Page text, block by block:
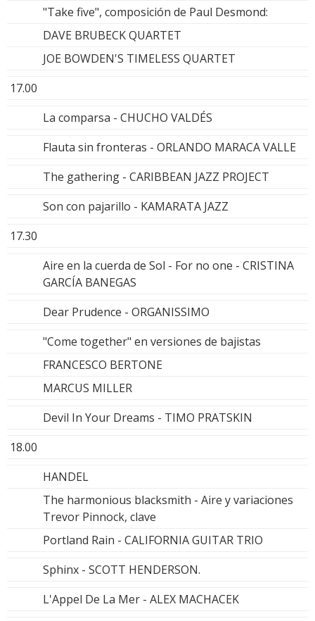
"Take five", composición de Paul Desmond:
DAVE BRUBECK QUARTET
JOE BOWDEN'S TIMELESS QUARTET
17.00
La comparsa - CHUCHO VALDÉS
Flauta sin fronteras - ORLANDO MARACA VALLE
The gathering - CARIBBEAN JAZZ PROJECT
Son con pajarillo - KAMARATA JAZZ
17.30
Aire en la cuerda de Sol - For no one - CRISTINA
GARCÍA BANEGAS
Dear Prudence - ORGANISSIMO
"Come together" en versiones de bajistas
FRANCESCO BERTONE
MARCUS MILLER
Devil In Your Dreams - TIMO PRATSKIN
18.00
HANDEL
The harmonious blacksmith - Aire y variaciones
Trevor Pinnock, clave
Portland Rain - CALIFORNIA GUITAR TRIO
Sphinx - SCOTT HENDERSON.
L'Appel De La Mer - ALEX MACHACEK